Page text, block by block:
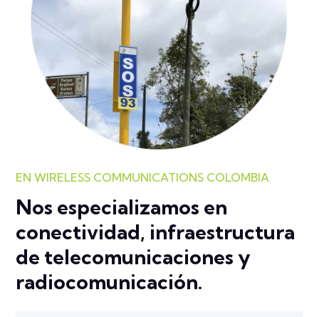
EN WIRELESS COMMUNICATIONS COLOMBIA
Nos especializamos en
conectividad, infraestructura
de telecomunicaciones y
radiocomunicación.